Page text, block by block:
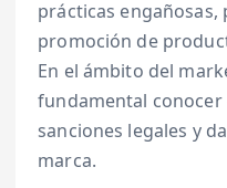
prácticas engañosas,
promoción de
En el ámbito del
fundamental
sanciones legales y
marca.